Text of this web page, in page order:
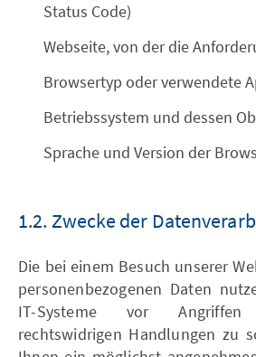
Status Code)
Webseite, von der die
Browsertyp oder verwendete
Betriebssystem und dessen
Sprache und Version der
1.2. Zwecke der
Die bei einem Besuch unserer
personenbezogenen Daten
IT-Systeme vor
rechtswidrigen Handlungen zu